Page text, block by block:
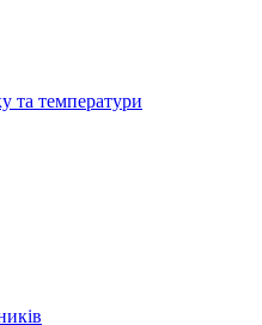
та температури